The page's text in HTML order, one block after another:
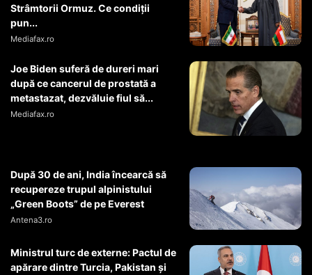
Strâmtorii Ormuz. Ce condiții
pun...
Mediafax.ro
Joe Biden suferă de dureri mari
după ce cancerul de prostată a
metastazat, dezvăluie fiul să...
Mediafax.ro
După 30 de ani, India încearcă să
recupereze trupul alpinistului
„Green Boots” de pe Everest
Antena3.ro
Ministrul turc de externe: Pactul de
apărare dintre Turcia, Pakistan şi